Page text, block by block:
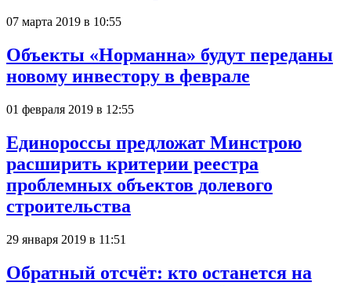
07 марта 2019 в 10:55
Объекты «Норманна» будут переданы
новому инвестору в феврале
01 февраля 2019 в 12:55
Единороссы предложат Минстрою
расширить критерии реестра
проблемных объектов долевого
строительства
29 января 2019 в 11:51
Обратный отсчёт: кто останется на